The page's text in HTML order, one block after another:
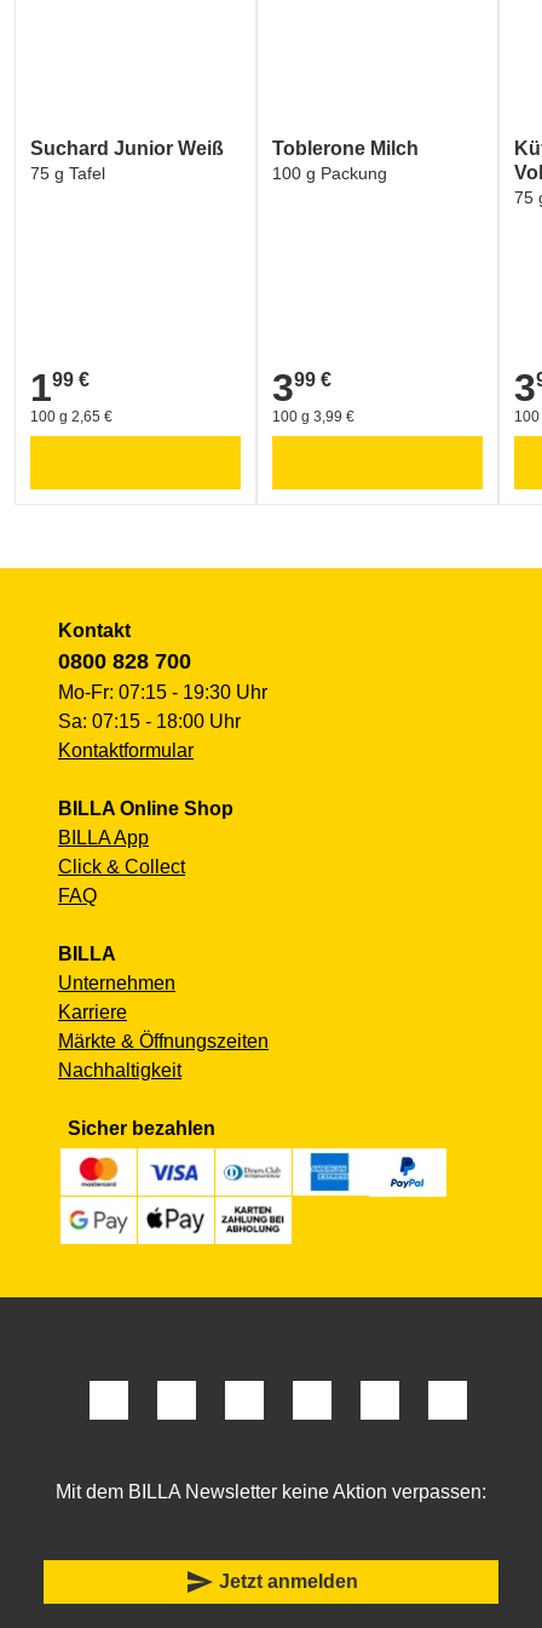
Suchard Junior Weiß
75 g Tafel
1,99 €
199 €
100 g 2,65 €
Toblerone Milch
100 g Packung
3,99 €
399 €
100 g 3,99 €
75
3
Kontakt
0800 828 700
Mo-Fr: 07:15 - 19:30 Uhr
Sa: 07:15 - 18:00 Uhr
Kontaktformular
BILLA Online Shop
BILLA App
Click & Collect
FAQ
BILLA
Unternehmen
Karriere
Märkte & Öffnungszeiten
Nachhaltigkeit
Sicher bezahlen
Mit dem BILLA Newsletter keine Aktion verpassen:
send Jetzt anmelden